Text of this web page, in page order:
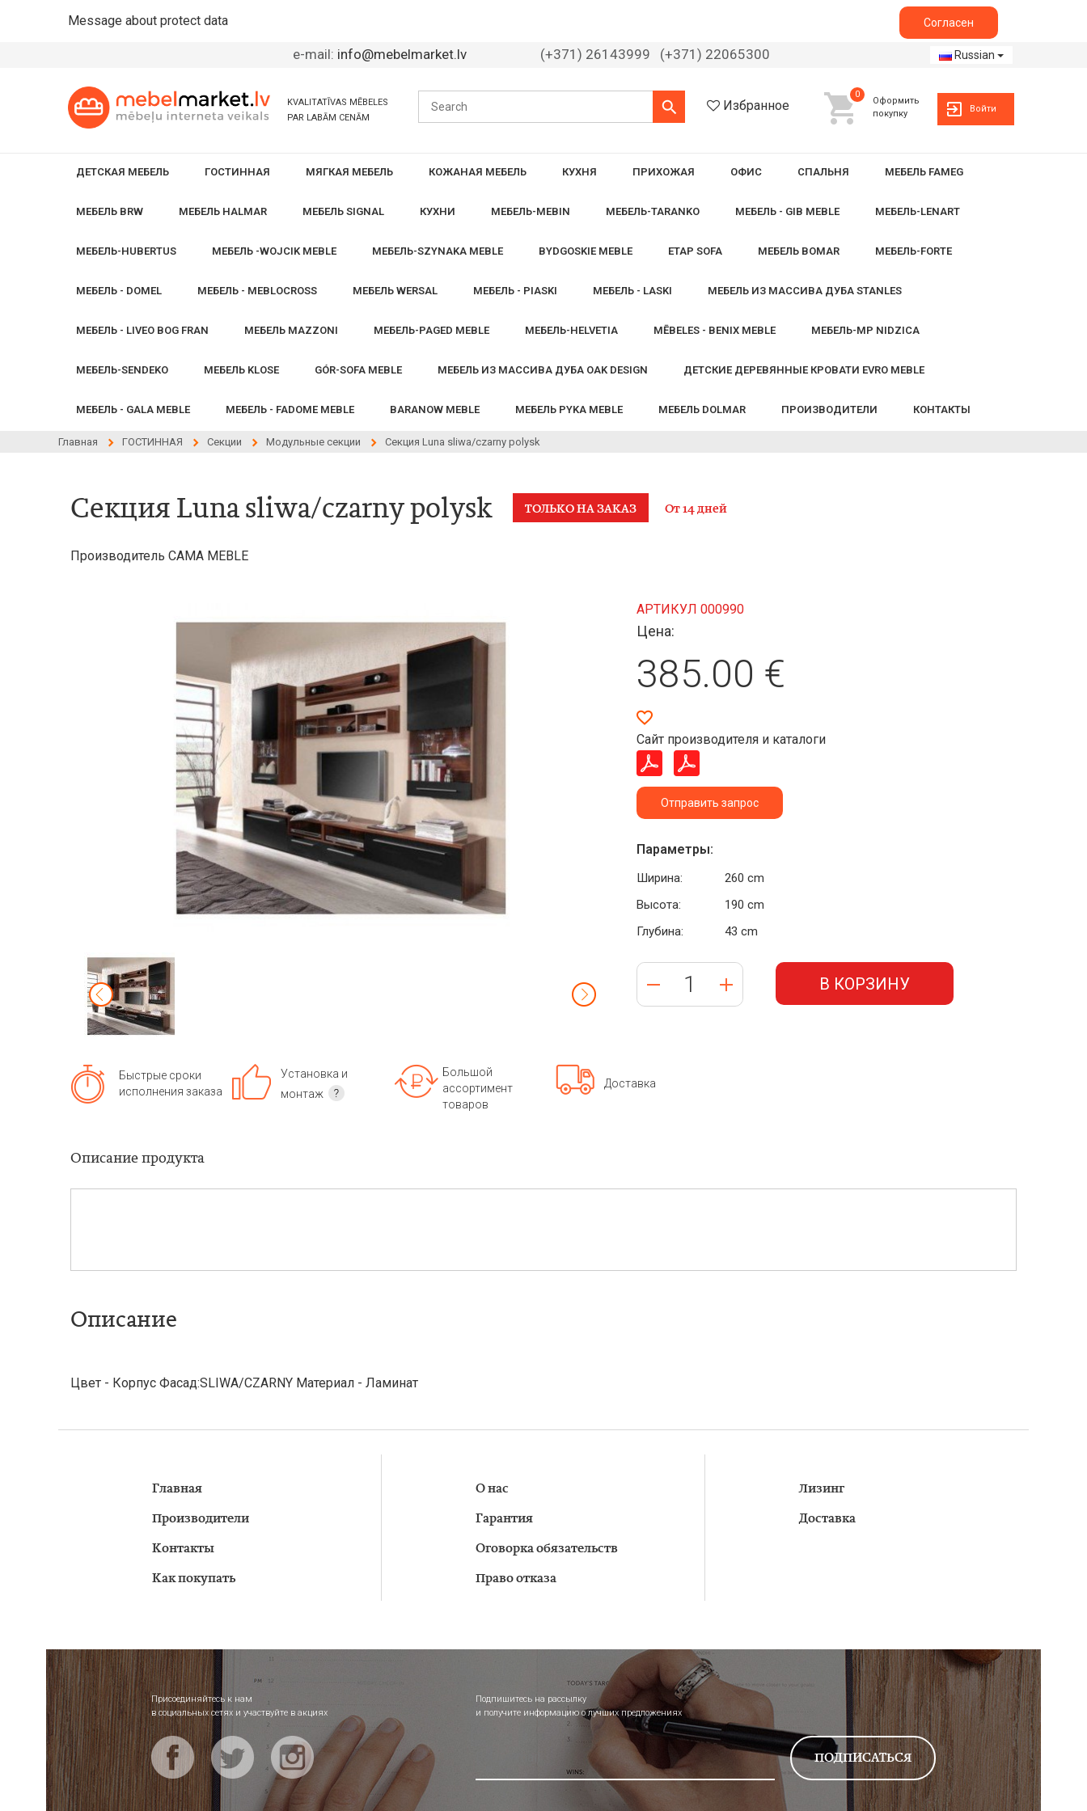
Message about protect data Согласен
e-mail: info@mebelmarket.lv (+371) 26143999 (+371) 22065300 Russian
KVALITATĪVAS MĒBELES
PAR LABĀM CENĀM
Избранное
0
Оформить
покупку
Войти
ДЕТСКАЯ МЕБЕЛЬ ГОСТИННАЯ МЯГКАЯ МЕБЕЛЬ КОЖАНАЯ МЕБЕЛЬ КУХНЯ ПРИХОЖАЯ ОФИС СПАЛЬНЯ МЕБЕЛЬ FAMEG
МЕБЕЛЬ BRW МЕБЕЛЬ HALMAR МЕБЕЛЬ SIGNAL КУХНИ МЕБЕЛЬ-MEBIN МЕБЕЛЬ-TARANKO МЕБЕЛЬ - GIB MEBLE МЕБЕЛЬ-LENART
МЕБЕЛЬ-HUBERTUS МЕБЕЛЬ -WOJCIK MEBLE МЕБЕЛЬ-SZYNAKA MEBLE BYDGOSKIE MEBLE ETAP SOFA МЕБЕЛЬ BOMAR МЕБЕЛЬ-FORTE
МЕБЕЛЬ - DOMEL МЕБЕЛЬ - MEBLOCROSS МЕБЕЛЬ WERSAL МЕБЕЛЬ - PIASKI МЕБЕЛЬ - LASKI МЕБЕЛЬ ИЗ МАССИВА ДУБА STANLES
МЕБЕЛЬ - LIVEO BOG FRAN МЕБЕЛЬ MAZZONI МЕБЕЛЬ-PAGED MEBLE МЕБЕЛЬ-HELVETIA MĒBELES - BENIX MEBLE МЕБЕЛЬ-MP NIDZICA
МЕБЕЛЬ-SENDEKO МЕБЕЛЬ KLOSE GÓR-SOFA MEBLE МЕБЕЛЬ ИЗ МАССИВА ДУБА OAK DESIGN ДЕТСКИЕ ДЕРЕВЯННЫЕ КРОВАТИ EVRO MEBLE
МЕБЕЛЬ - GALA MEBLE МЕБЕЛЬ - FADOME MEBLE BARANOW MEBLE МЕБЕЛЬ PYKA MEBLE МЕБЕЛЬ DOLMAR ПРОИЗВОДИТЕЛИ КОНТАКТЫ
Главная ГОСТИННАЯ Секции Модульные секции Секция Luna sliwa/czarny polysk
Секция Luna sliwa/czarny polysk ТОЛЬКО НА ЗАКАЗ От 14 дней
Производитель CAMA MEBLE
АРТИКУЛ 000990
Цена:
385.00 €
Сайт производителя и каталоги
Отправить запрос
Параметры:
Ширина:
260 cm
Высота:
190 cm
Глубина:
43 cm
В КОРЗИНУ
Быстрые сроки
исполнения заказа
Установка и
монтаж
Большой
ассортимент
товаров
Доставка
Описание продукта
Описание
Цвет - Корпус Фасад:SLIWA/CZARNY Материал - Ламинат
Главная
Производители
Контакты
Как покупать
О нас
Гарантия
Оговорка обязательств
Право отказа
Лизинг
Доставка
Присоединяйтесь к нам
в социальных сетях и участвуйте в акциях
Подпишитесь на рассылку
и получите информацию о лучших предложениях